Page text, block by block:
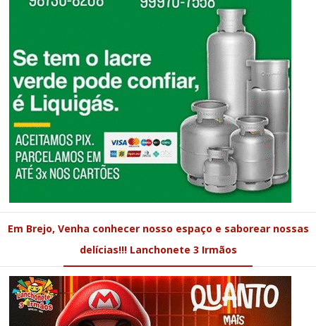
Em Brejo, Venha conhecer nosso espaço e saborear nossas
delícias!!! Lanchonete 3 Irmãos